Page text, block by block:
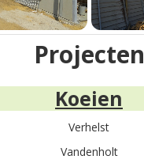
Projecten
Koeien
Verhelst
Vandenholt